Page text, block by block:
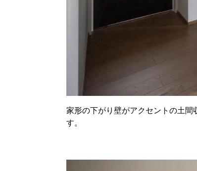
家形の下がり壁がアクセントの土
す。